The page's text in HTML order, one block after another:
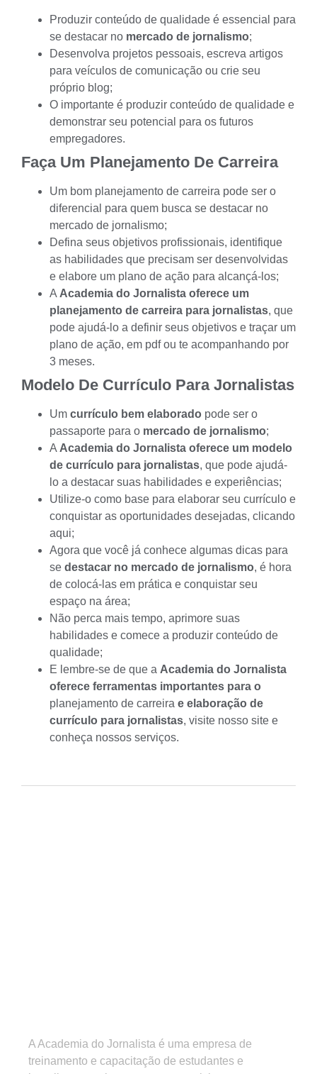
Produzir conteúdo de qualidade é essencial para
se destacar no mercado de jornalismo;
Desenvolva projetos pessoais, escreva artigos
para veículos de comunicação ou crie seu
próprio blog;
O importante é produzir conteúdo de qualidade e
demonstrar seu potencial para os futuros
empregadores.
Faça Um Planejamento De Carreira
Um bom planejamento de carreira pode ser o
diferencial para quem busca se destacar no
mercado de jornalismo;
Defina seus objetivos profissionais, identifique
as habilidades que precisam ser desenvolvidas
e elabore um plano de ação para alcançá-los;
A Academia do Jornalista oferece um
planejamento de carreira para jornalistas, que
pode ajudá-lo a definir seus objetivos e traçar um
plano de ação, em pdf ou te acompanhando por
3 meses.
Modelo De Currículo Para Jornalistas
Um currículo bem elaborado pode ser o
passaporte para o mercado de jornalismo;
A Academia do Jornalista oferece um modelo
de currículo para jornalistas, que pode ajudá-
lo a destacar suas habilidades e experiências;
Utilize-o como base para elaborar seu currículo e
conquistar as oportunidades desejadas, clicando
aqui;
Agora que você já conhece algumas dicas para
se destacar no mercado de jornalismo, é hora
de colocá-las em prática e conquistar seu
espaço na área;
Não perca mais tempo, aprimore suas
habilidades e comece a produzir conteúdo de
qualidade;
E lembre-se de que a Academia do Jornalista
oferece ferramentas importantes para o
planejamento de carreira e elaboração de
currículo para jornalistas, visite nosso site e
conheça nossos serviços.
A Academia do Jornalista é uma empresa de
treinamento e capacitação de estudantes e